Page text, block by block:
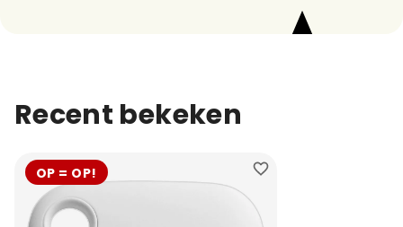
Recent bekeken
OP = OP!